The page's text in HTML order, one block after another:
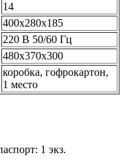
14
400х280х185
220 В 50/60 Гц
480х370х300
коробка, гофрокартон,
1 место
1 экз.